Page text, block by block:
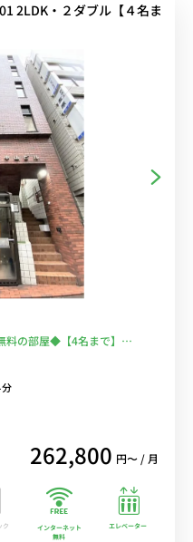
2LDK・２ダブル【４名ま
の部屋◆【4名まで】
262,800 円〜 / 月
ク
インターネット
無料
エレベーター